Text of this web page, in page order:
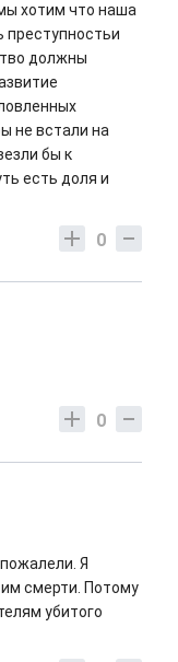
хотим что наша
преступностьи
должны
не встали на
бы к
есть доля и
0
0
Я
смерти. Потому
убитого